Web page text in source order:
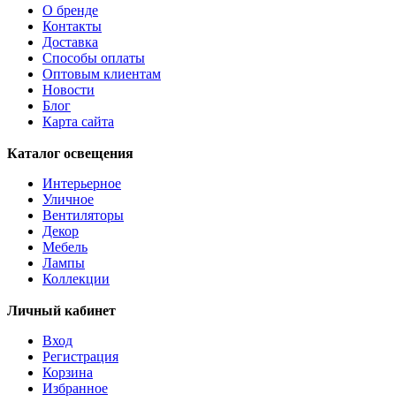
AMBATOBE
AMBILOBE
AMBONDRONA
AMBORIALA
AMEZAGA
AMOATSY
AMPITABE
AMSFIELD 1
ANJABE
ANTELAO
ANTIPOLO
ANWICK
ANWICK 1
ANZINO
APRICALE
ARACENA
ARANZOLA
ARGOLIS 2
ARISCANI
ARISCANI 2
ARNHEM
О бренде
Контакты
Доставка
Способы оплаты
Оптовым клиентам
Новости
Блог
Карта сайта
Каталог освещения
Интерьерное
Уличное
Вентиляторы
Декор
Мебель
Лампы
Коллекции
Личный кабинет
Вход
Регистрация
Корзина
Избранное